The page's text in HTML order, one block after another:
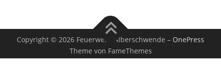
Copyright © 2026 Feuerwehr Alberschwende – OnePress
Theme von FameThemes